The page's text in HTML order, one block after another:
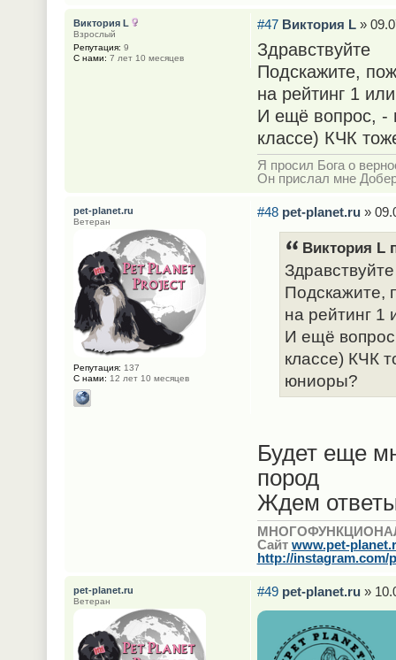
#47 Виктория L»
Здравствуйте
Подскажите,
на рейтинг 1
И ещё вопрос, -
классе) КЧК
Я просил Бога о
Он прислал мне
Виктория L
Взрослый
Репутация: 9
С нами: 7 лет 10 месяцев
#48 pet-planet.ru »
Виктория L
Здравствуйте
Подскажите,
на рейтинг 1
И ещё
классе) КЧК
юниоры?
Будет еще
пород
Ждем
Сайт www.pet-
http://instagram.com/
pet-planet.ru
Ветеран
Репутация: 137
С нами: 12 лет 10 месяцев
#49 pet-planet.ru»
pet-planet.ru
Ветеран